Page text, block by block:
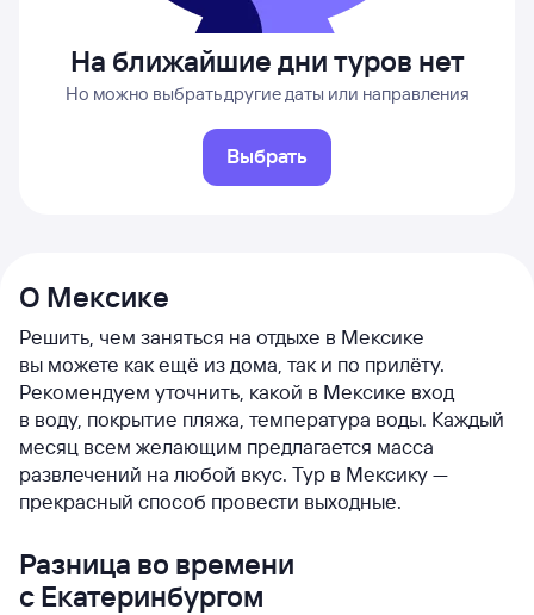
На ближайшие дни туров нет
Но можно выбрать другие даты или направления
Выбрать
О Мексике
Решить, чем заняться на отдыхе в Мексике
вы можете как ещё из дома, так и по прилёту.
Рекомендуем уточнить, какой в Мексике вход
в воду, покрытие пляжа, температура воды. Каждый
месяц всем желающим предлагается масса
развлечений на любой вкус. Тур в Мексику —
прекрасный способ провести выходные.
Разница во времени
с Екатеринбургом